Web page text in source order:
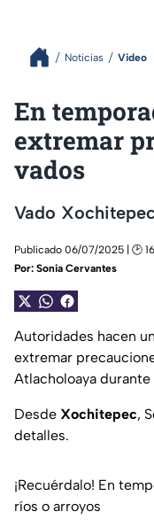
Noticias Video
En
extremar
vados
Vado Xochitepec
Publicado 06/07/2025 | 🕑
Por: Sonia Cervantes
Autoridades hacen
extremar
Atlacholoaya
Desde Xochitepec,
detalles.
¡Recuérdalo! En
ríos o arroyos